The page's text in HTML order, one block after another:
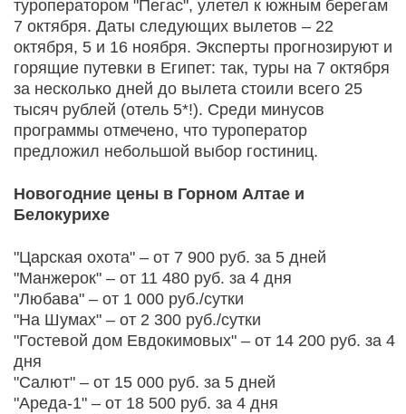
туроператором "Пегас", улетел к южным берегам
7 октября. Даты следующих вылетов – 22
октября, 5 и 16 ноября. Эксперты прогнозируют и
горящие путевки в Египет: так, туры на 7 октября
за несколько дней до вылета стоили всего 25
тысяч рублей (отель 5*!). Среди минусов
программы отмечено, что туроператор
предложил небольшой выбор гостиниц.
Новогодние цены в Горном Алтае и
Белокурихе
"Царская охота" – от 7 900 руб. за 5 дней
"Манжерок" – от 11 480 руб. за 4 дня
"Любава" – от 1 000 руб./сутки
"На Шумах" – от 2 300 руб./сутки
"Гостевой дом Евдокимовых" – от 14 200 руб. за 4
дня
"Салют" – от 15 000 руб. за 5 дней
"Ареда-1" – от 18 500 руб. за 4 дня